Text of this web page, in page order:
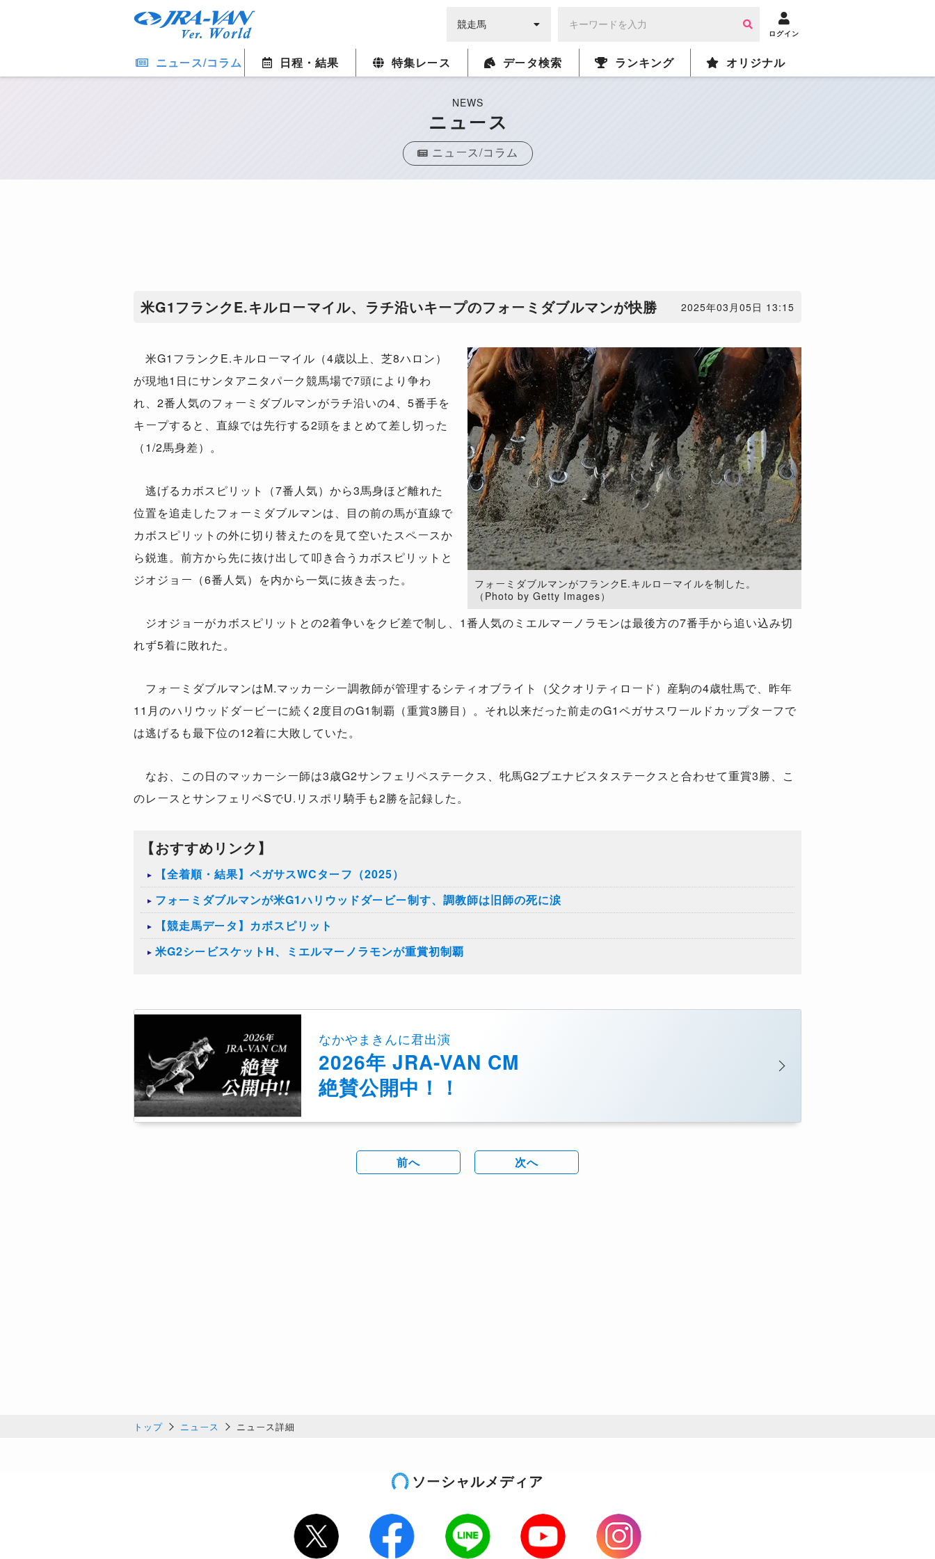
ログイン
ニュース/コラム 日程・結果 特集レース データ検索 ランキング オリジナル
NEWS
ニュース
ニュース/コラム
米G1フランクE.キルローマイル、ラチ沿いキープのフォーミダブルマンが快勝 2025年03月05日 13:15
フォーミダブルマンがフランクE.キルローマイルを制した。
（Photo by Getty Images）
米G1フランクE.キルローマイル（4歳以上、芝8ハロン）
が現地1日にサンタアニタパーク競馬場で7頭により争わ
れ、2番人気のフォーミダブルマンがラチ沿いの4、5番手を
キープすると、直線では先行する2頭をまとめて差し切った
（1/2馬身差）。
逃げるカボスピリット（7番人気）から3馬身ほど離れた
位置を追走したフォーミダブルマンは、目の前の馬が直線で
カボスピリットの外に切り替えたのを見て空いたスペースか
ら鋭進。前方から先に抜け出して叩き合うカボスピリットと
ジオジョー（6番人気）を内から一気に抜き去った。
ジオジョーがカボスピリットとの2着争いをクビ差で制し、1番人気のミエルマーノラモンは最後方の7番手から追い込み切
れず5着に敗れた。
フォーミダブルマンはM.マッカーシー調教師が管理するシティオブライト（父クオリティロード）産駒の4歳牡馬で、昨年
11月のハリウッドダービーに続く2度目のG1制覇（重賞3勝目）。それ以来だった前走のG1ペガサスワールドカップターフで
は逃げるも最下位の12着に大敗していた。
なお、この日のマッカーシー師は3歳G2サンフェリペステークス、牝馬G2ブエナビスタステークスと合わせて重賞3勝、こ
のレースとサンフェリペSでU.リスポリ騎手も2勝を記録した。
【おすすめリンク】
【全着順・結果】ペガサスWCターフ（2025）
フォーミダブルマンが米G1ハリウッドダービー制す、調教師は旧師の死に涙
【競走馬データ】カボスピリット
米G2シービスケットH、ミエルマーノラモンが重賞初制覇
なかやまきんに君出演
2026年 JRA-VAN CM
絶賛公開中！！
前へ 次へ
トップ ニュース ニュース詳細
ソーシャルメディア